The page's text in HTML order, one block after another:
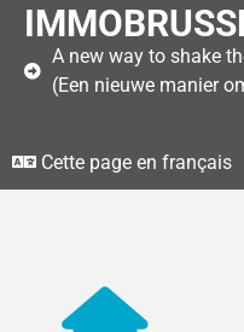
A new way to shake
(Een nieuwe manier
Cette page en français